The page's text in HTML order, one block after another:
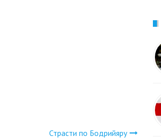
Страсти по Бодрийяру